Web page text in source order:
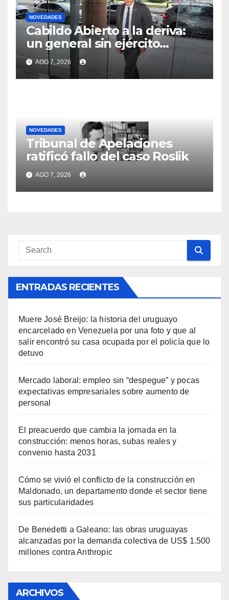
NOVEDADES
Cabildo Abierto a la deriva:
un general sin ejército
tiroteado por sus dos
soldados
AGO 7, 2026
NOVEDADES
Tribunal de Apelaciones
ratificó fallo del caso Roslik
AGO 7, 2026
ENTRADAS RECIENTES
Muere José Breijo: la historia del uruguayo
encarcelado en Venezuela por una foto y que al
salir encontró su casa ocupada por el policía que lo
detuvo
Mercado laboral: empleo sin “despegue” y pocas
expectativas empresariales sobre aumento de
personal
El preacuerdo que cambia la jornada en la
construcción: menos horas, subas reales y
convenio hasta 2031
Cómo se vivió el conflicto de la construcción en
Maldonado, un departamento donde el sector tiene
sus particularidades
De Benedetti a Galeano: las obras uruguayas
alcanzadas por la demanda colectiva de US$ 1.500
millones contra Anthropic
ARCHIVOS